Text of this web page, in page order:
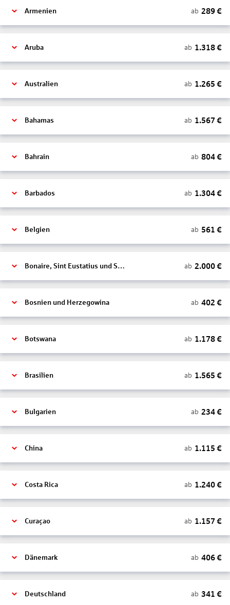
Armenien ab 289€
Aruba ab 1.318€
Australien ab 1.265 €
Bahamas ab 1.567 €
Bahrain ab 804€
Barbados ab 1.304€
Belgien ab 561 €
Bonaire, Sint Eustatius und Saba ab 2.000€
Bosnien und Herzegowina ab 402 €
Botswana ab 1.178€
Brasilien ab 1.565 €
Bulgarien ab 234€
China ab 1.115 €
Costa Rica ab 1.240€
Curaçao ab 1.157 €
Dänemark ab 406€
Deutschland ab 341 €